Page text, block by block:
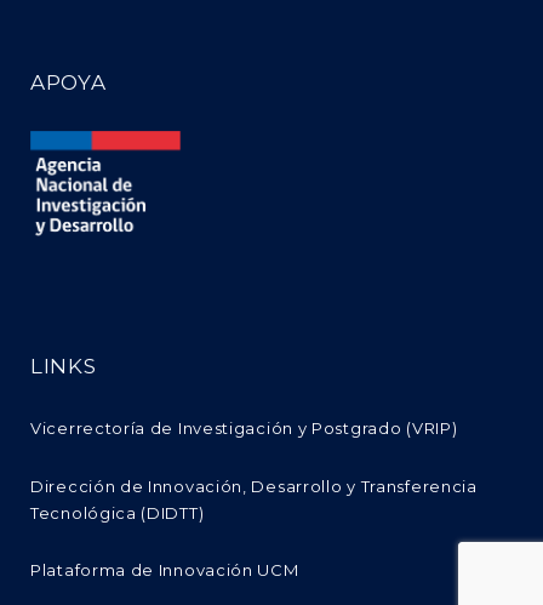
APOYA
LINKS
Vicerrectoría de Investigación y Postgrado (VRIP)
Dirección de Innovación, Desarrollo y Transferencia
Tecnológica (DIDTT)
Plataforma de Innovación UCM